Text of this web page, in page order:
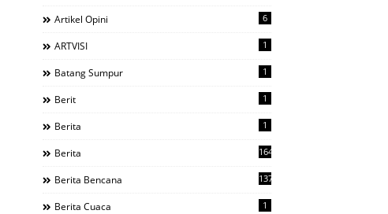
Artikel Opini 6
ARTVISI 1
Batang Sumpur 1
Berit 1
Berita 1
Berita 1644
Berita Bencana 137
Berita Cuaca 1